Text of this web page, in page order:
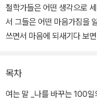
철학가들은 어떤 생각으로
서 그들은 어떤 마음가짐을
쓰면서 마음에 되새기다 보
불평스러운 하루, 짜증나는
이 벌어진다. ‘필사’는 책을
목차
여는 말 _나를 바꾸는 100일